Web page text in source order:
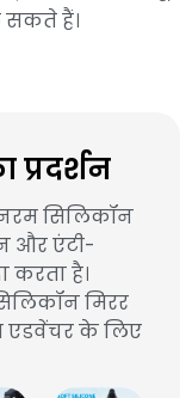
सकते हैं।
प्रदर्शन
सिलिकॉन
और एंटी-
करता है।
मिरर
एडवेंचर के लिए